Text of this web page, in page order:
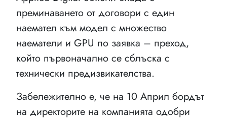
преминаването от договори с един
наемател към модел с множество
наематели и GPU по заявка – преход,
който първоначално се сблъска с
технически предизвикателства.
Забележително е, че на 10 Април бордът
на директорите на компанията одобри